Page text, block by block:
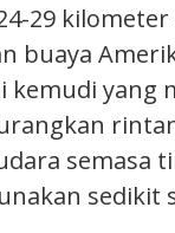
29
buaya
kemudi yang
semasa
sedikit